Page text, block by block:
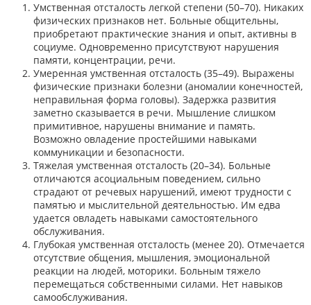
Умственная отсталость легкой степени (50–70). Никаких
физических признаков нет. Больные общительны,
приобретают практические знания и опыт, активны в
социуме. Одновременно присутствуют нарушения
памяти, концентрации, речи.
Умеренная умственная отсталость (35–49). Выражены
физические признаки болезни (аномалии конечностей,
неправильная форма головы). Задержка развития
заметно сказывается в речи. Мышление слишком
примитивное, нарушены внимание и память.
Возможно овладение простейшими навыками
коммуникации и безопасности.
Тяжелая умственная отсталость (20–34). Больные
отличаются асоциальным поведением, сильно
страдают от речевых нарушений, имеют трудности с
памятью и мыслительной деятельностью. Им едва
удается овладеть навыками самостоятельного
обслуживания.
Глубокая умственная отсталость (менее 20). Отмечается
отсутствие общения, мышления, эмоциональной
реакции на людей, моторики. Больным тяжело
перемещаться собственными силами. Нет навыков
самообслуживания.